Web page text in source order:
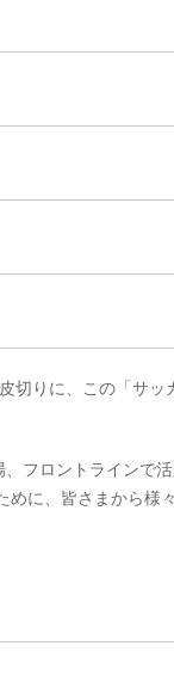
りに、この「サ
フロントラインで
に、皆さまから様